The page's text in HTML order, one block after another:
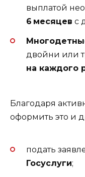
выплатой
6 месяцев с
двойни или
на каждого
Благодаря
оформить это и
подать
Госуслуги;